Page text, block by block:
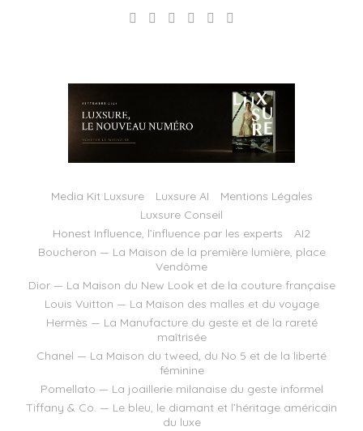
Media Kit Luxsure Luxsure AI
Mentions Légales
Luxsure Conseil
Honest Influence, l’influence par les experts
AI2
Boucheron — La Maison de la première lumière, place
Vendôme
Dior — La Maison du New Look et de la couture française
Louis Vuitton — La Maison des malles et du voyage
Hermès — La Manufacture du geste et de la rareté
maîtrisée
Chanel — La Maison du tweed, du No 5 et de la liberté
féminine
Pomellato — La joaillerie milanaise du geste informel
Tiffany & Co. — Le bleu, le diamant et l’héritage américain
du luxe